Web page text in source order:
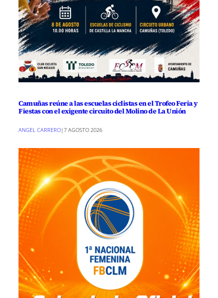
Camuñas reúne a las escuelas ciclistas en el Trofeo Feria y
Fiestas con el exigente circuito del Molino de La Unión
ANGEL CARRERO|7 AGOSTO 2026